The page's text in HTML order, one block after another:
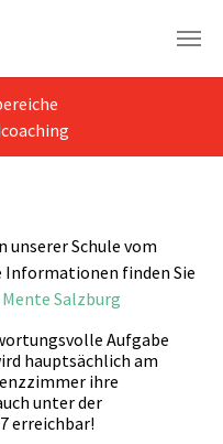
unserer Schule vom
finden Sie
Salzburg
Aufgabe
hauptsächlich am
ihre
unter der
erreichbar!